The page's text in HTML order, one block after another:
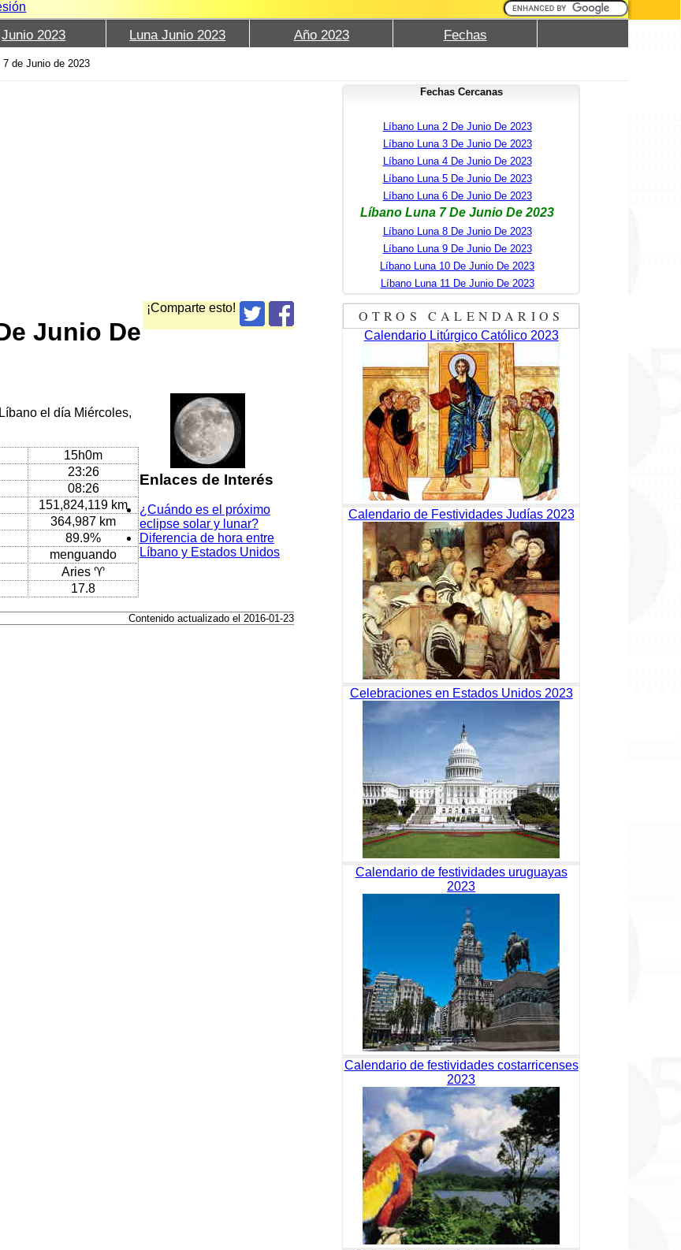
Junio 2023 Luna Junio 2023 Año 2023 Fechas
7 de Junio de 2023
¡Comparte esto!
Junio De
el día Miércoles,
15h0m
23:26
08:26
151,824,119 km
364,987 km
89.9%
menguando
Aries ♈
17.8
Enlaces de Interés
¿Cuándo es el próximo
eclipse solar y lunar?
Diferencia de hora entre
Líbano y Estados Unidos
Contenido actualizado el 2016-01-23
Fechas Cercanas
Líbano Luna 2 De Junio De 2023
Líbano Luna 3 De Junio De 2023
Líbano Luna 4 De Junio De 2023
Líbano Luna 5 De Junio De 2023
Líbano Luna 6 De Junio De 2023
Líbano Luna 7 De Junio De 2023
Líbano Luna 8 De Junio De 2023
Líbano Luna 9 De Junio De 2023
Líbano Luna 10 De Junio De 2023
Líbano Luna 11 De Junio De 2023
OTROS CALENDARIOS
Calendario Litúrgico Católico 2023
Calendario de Festividades Judías 2023
Celebraciones en Estados Unidos 2023
Calendario de festividades uruguayas
2023
Calendario de festividades costarricenses
2023